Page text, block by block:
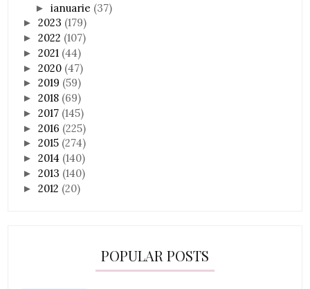
►ianuarie (37)
►2023 (179)
►2022 (107)
►2021 (44)
►2020 (47)
►2019 (59)
►2018 (69)
►2017 (145)
►2016 (225)
►2015 (274)
►2014 (140)
►2013 (140)
►2012 (20)
POPULAR POSTS